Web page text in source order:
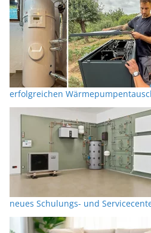
erfolgreichen
neues Schulungs- und